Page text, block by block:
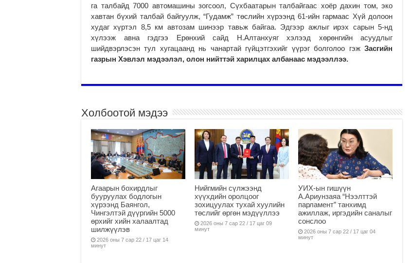
га талбайд 7000 автомашины зогсоол, Сүхбаатарын талбайгаас хоёр дахин том, эко
хавтан бүхий талбай байгуулж, “Гудамж” төслийн хүрээнд 61-ийн гармаас Хүй долоон
худаг хүртэл 8,5 км автозам шинээр тавьж байгаа. Эдгээр ажлыг ирэх сарын 5-нд
хүлээж авна гэдгээ Ерөнхий сайд Н.Алтанхуяг хэлээд хөрөнгийн асуудлыг
шийдвэрлэсэн тул хугацаанд нь чанартай гүйцэтгэхийг үүрэг болголоо гэж Засгийн
газрын Хэвлэл мэдээлэл, олон нийттэй харилцах албанаас мэдээллээ.
Холбоотой мэдээ
Агаарын бохирдлыг
бууруулах бодлогын
хүрээнд Баянгол,
Чингэлтэй дүүргийн 5000
өрхийг хийн халаалтад
шилжүүлэв
2026 оны 7 сар 22 / 17 цаг 14
минут
Нийгмийн сүлжээнд
хүүхдийн оролцоог
зохицуулах тухай хуулийн
төслийг өргөн мэдүүллээ
2026 оны 7 сар 22 / 17 цаг 09
минут
УИХ-ын гишүүн
А.Ариунзаяа “Нээлттэй
парламент” танхимд
ажиллаж, иргэдийн саналыг
сонслоо
2026 оны 7 сар 22 / 17 цаг 04
минут